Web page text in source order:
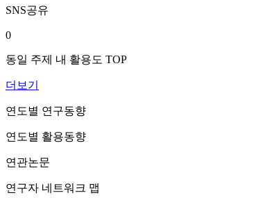
SNS공유
0
동일 주제 내 활용도 TOP
더보기
연도별 연구동향
연도별 활용동향
연관논문
연구자 네트워크 맵